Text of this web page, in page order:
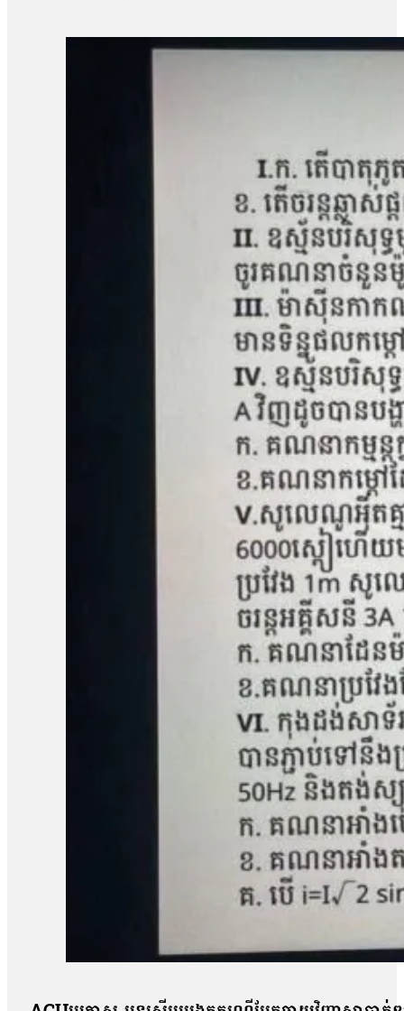
មុនមកវាមិនសូវរំពឹងប៉ុន្មានទេ អារឿងតុលាការ រឿងយុត្តិធម៌រឿងនេ
សម្ដេចបវធិបតី ហ៊ុន ម៉ាណែត សូមឱ្យគាត់ឡើងថ្មីធ្វើនាយករដ្ឋមន្ត្រីម
បាត់បង់ដីធ្លី»។ រីឯភរិយារបស់លោក ស្ងួន ញឿន គឺអ្នកស្រី អុំ សុភី បានច
ដោយសារតែក្រុមហ៊ុនជាអ្នកបំពានមកលើពួកខ្ញុំ បែរជាពួកគាត់មិនមាន
បំផ្លាញរបស់ទ្រព្យគេទេ»។ អ្នកស្រី អុំ សុភី ថាអ្នកស្រីនឹងប្ដឹងបន្តទ
អង្គការលីកាដូលោក អំ សំអាត មានប្រសាសន៍ថា ករណីដីធ្លីនៅភូមិឡព
តំណាងសហគមន៍ និងសមាជិកសហគមន៍ជាច្រើនត្រូវបានជាប់ពន្ធនា
រឿងនៅសាលាឧទ្ធរណ៍នេះ ពួកគាត់គួរត្រូវបានទទួលការលើកលែងច
ខេត្តកំពង់ឆ្នាំង មានជម្លោះដីធ្លីជាមួយក្រុមហ៊ុន ខេ.ឌី.ស៊ី (KDC) ដែ
ចំនួន១០៨គ្រួសារ។ ពលរដ្ឋដែលរងផលប៉ះពាល់បានតវ៉ាទាមទារ
ចំនួន៥នាក់គឺ លោក សៀង ហេង លោក ម៉ាង យ៉ាវ លោក គុជ…